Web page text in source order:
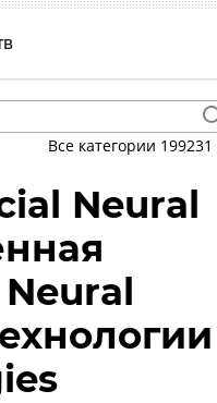
Все категории 199231
Neural